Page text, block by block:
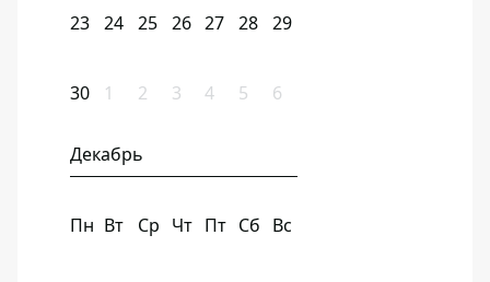
23 24 25 26 27 28 29
30 1 2 3 4 5 6
Декабрь
Пн Вт Ср Чт Пт Сб Вс